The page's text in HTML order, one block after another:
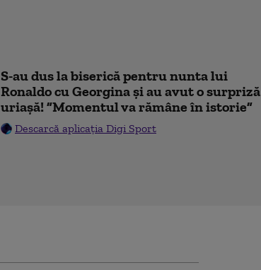
S-au dus la biserică pentru nunta lui
Ronaldo cu Georgina și au avut o surpriză
uriașă! ”Momentul va rămâne în istorie”
Descarcă aplicația Digi Sport